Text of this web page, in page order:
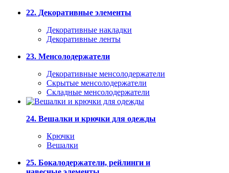
22. Декоративные элементы
Декоративные накладки
Декоративные ленты
23. Менсолодержатели
Декоративные менсолодержатели
Скрытые менсолодержатели
Складные менсолодержатели
24. Вешалки и крючки для одежды
Крючки
Вешалки
25. Бокалодержатели, рейлинги и